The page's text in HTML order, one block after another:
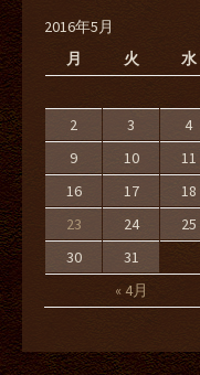
2016年5月
月
火 水
« 4月
2
3 4
9
10 11
16
17 18
23
24 25
30
31